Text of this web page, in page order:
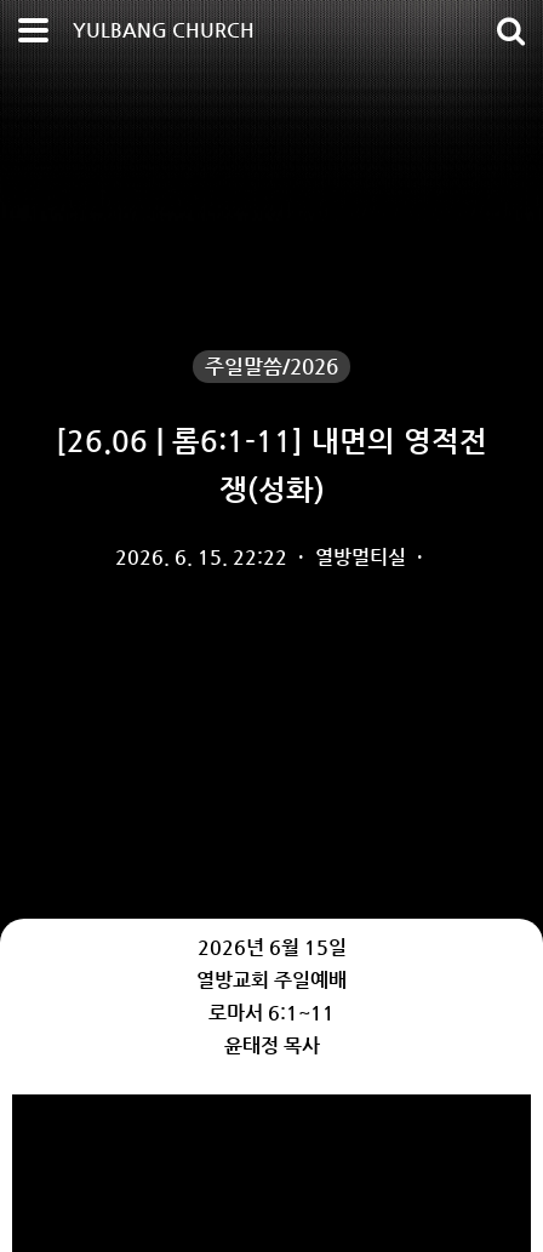
YULBANG CHURCH
주일말씀/2026
[26.06 | 롬6:1-11] 내면의 영적전
쟁(성화)
2026. 6. 15. 22:22 · 열방멀티실 ·
2026년 6월 15일
열방교회 주일예배
로마서 6:1~11
윤태정 목사